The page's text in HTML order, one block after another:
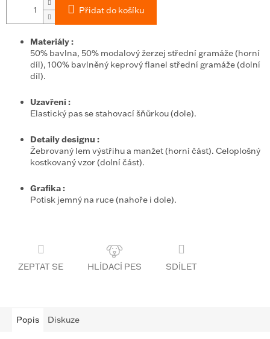
Přidat do košíku
Materiály:
50% bavlna, 50% modalový žerzej střední gramáže (horní
díl), 100% bavlněný keprový flanel střední gramáže (dolní
díl).
Uzavření:
Elastický pas se stahovací šňůrkou (dole).
Detaily designu :
Žebrovaný lem výstřihu a manžet (horní část). Celoplošný
kostkovaný vzor (dolní část).
Grafika:
Potisk jemný na ruce (nahoře i dole).
ZEPTAT SE SDÍLET
Popis Diskuze